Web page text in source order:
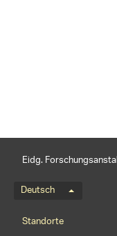
Eidg.
Sprachmenü
Deutsch
Standorte